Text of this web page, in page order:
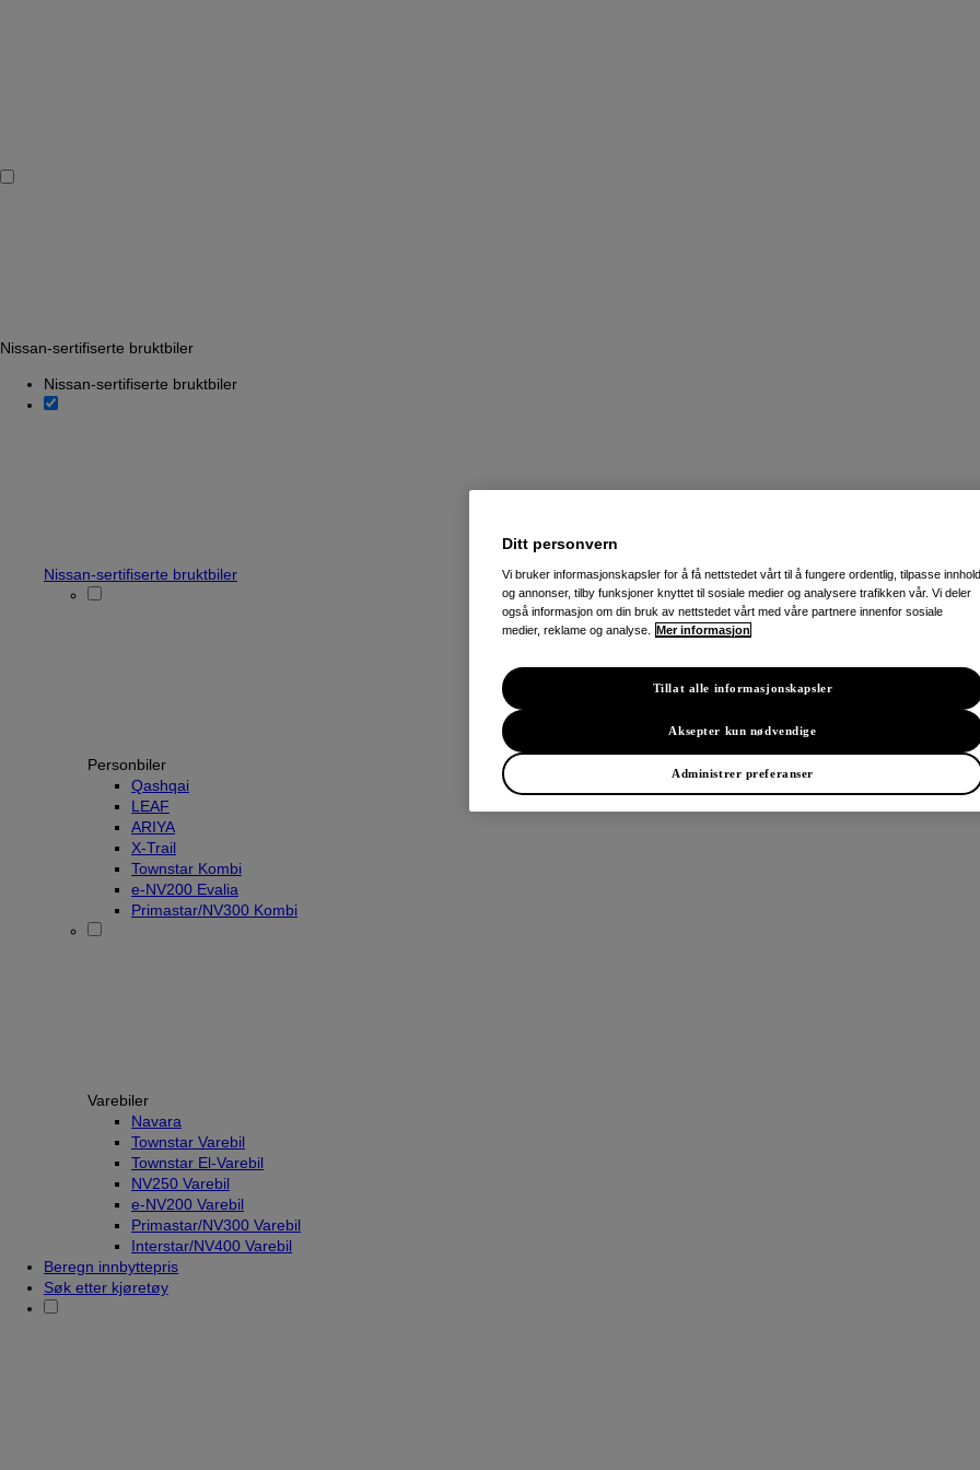
Nissan-sertifiserte bruktbiler
Nissan-sertifiserte bruktbiler
Nissan-sertifiserte bruktbiler
Personbiler
Qashqai
LEAF
ARIYA
X-Trail
Townstar Kombi
e-NV200 Evalia
Primastar/NV300 Kombi
Varebiler
Navara
Townstar Varebil
Townstar El-Varebil
NV250 Varebil
e-NV200 Varebil
Primastar/NV300 Varebil
Interstar/NV400 Varebil
Beregn innbyttepris
Søk etter kjøretøy
Ditt personvern
Vi bruker informasjonskapsler for å få nettstedet vårt til å fungere ordentlig, tilpasse innhold
og annonser, tilby funksjoner knyttet til sosiale medier og analysere trafikken vår. Vi deler
også informasjon om din bruk av nettstedet vårt med våre partnere innenfor sosiale
medier, reklame og analyse.
Mer informasjon
Administrer preferanser
Aksepter kun nødvendige
Tillat alle informasjonskapsler